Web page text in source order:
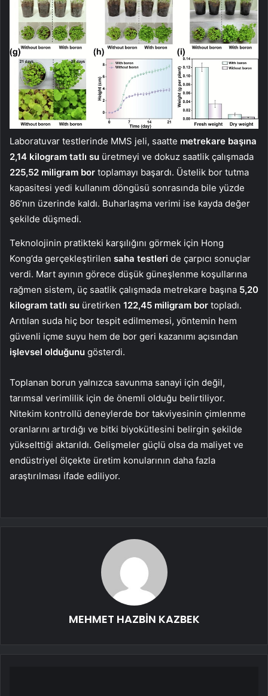
Laboratuvar testlerinde MMS jeli, saatte metrekare başına
2,14 kilogram tatlı su üretmeyi ve dokuz saatlik çalışmada
225,52 miligram bor toplamayı başardı. Üstelik bor tutma
kapasitesi yedi kullanım döngüsü sonrasında bile yüzde
86’nın üzerinde kaldı. Buharlaşma verimi ise kayda değer
şekilde düşmedi.
Teknolojinin pratikteki karşılığını görmek için Hong
Kong’da gerçekleştirilen saha testleri de çarpıcı sonuçlar
verdi. Mart ayının görece düşük güneşlenme koşullarına
rağmen sistem, üç saatlik çalışmada metrekare başına 5,20
kilogram tatlı su üretirken 122,45 miligram bor topladı.
Arıtılan suda hiç bor tespit edilmemesi, yöntemin hem
güvenli içme suyu hem de bor geri kazanımı açısından
işlevsel olduğunu gösterdi.
Toplanan borun yalnızca savunma sanayi için değil,
tarımsal verimlilik için de önemli olduğu belirtiliyor.
Nitekim kontrollü deneylerde bor takviyesinin çimlenme
oranlarını artırdığı ve bitki biyokütlesini belirgin şekilde
yükselttiği aktarıldı. Gelişmeler güçlü olsa da maliyet ve
endüstriyel ölçekte üretim konularının daha fazla
araştırılması ifade ediliyor.
MEHMET HAZBİN KAZBEK